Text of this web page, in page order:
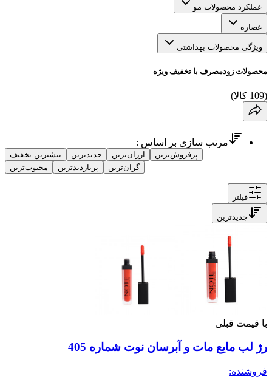
عملکرد محصولات مو
عصاره
ویژگی محصولات بهداشتی
محصولات زودمصرف با تخفیف ویژه
(
109 کالا)
مرتب سازی بر اساس :
بیشترین تخفیف جدیدترین ارزان‌ترین
پرفروش‌ترین
محبوب‌ترین
پربازدیدترین گران‌ترین
فیلتر
جدیدترین
با قیمت قبلی
رژ لب مایع مات و آبرسان نوت شماره 405
فروشنده: